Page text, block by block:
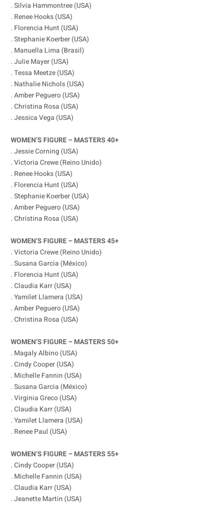
. Silvia Hammontree (USA)
. Renee Hooks (USA)
. Florencia Hunt (USA)
. Stephanie Koerber (USA)
. Manuella Lima (Brasil)
. Julie Mayer (USA)
. Tessa Meetze (USA)
. Nathalie Nichols (USA)
. Amber Peguero (USA)
. Christina Rosa (USA)
. Jessica Vega (USA)
WOMEN’S FIGURE – MASTERS 40+
. Jessie Corning (USA)
. Victoria Crewe (Reino Unido)
. Renee Hooks (USA)
. Florencia Hunt (USA)
. Stephanie Koerber (USA)
. Amber Peguero (USA)
. Christina Rosa (USA)
WOMEN’S FIGURE – MASTERS 45+
. Victoria Crewe (Reino Unido)
. Susana Garcia (México)
. Florencia Hunt (USA)
. Claudia Karr (USA)
. Yamilet Llamera (USA)
. Amber Peguero (USA)
. Christina Rosa (USA)
WOMEN’S FIGURE – MASTERS 50+
. Magaly Albino (USA)
. Cindy Cooper (USA)
. Michelle Fannin (USA)
. Susana Garcia (México)
. Virginia Greco (USA)
. Claudia Karr (USA)
. Yamilet Llamera (USA)
. Renee Paul (USA)
WOMEN’S FIGURE – MASTERS 55+
. Cindy Cooper (USA)
. Michelle Fannin (USA)
. Claudia Karr (USA)
. Jeanette Martin (USA)